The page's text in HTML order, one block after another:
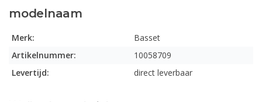
modelnaam
Merk:
Basset
Artikelnummer:
10058709
Levertijd:
direct leverbaar